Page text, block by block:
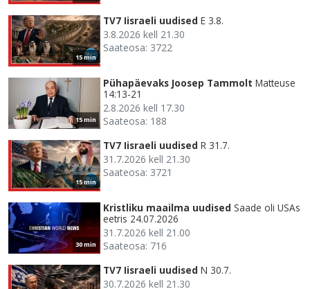
15 min
TV7 Iisraeli uudised E 3.8.
3.8.2026 kell 21.30
Saateosa: 3722
15 min
Pühapäevaks Joosep Tammolt Matteuse
14:13-21
2.8.2026 kell 17.30
Saateosa: 188
15 min
TV7 Iisraeli uudised R 31.7.
31.7.2026 kell 21.30
Saateosa: 3721
30 min
Kristliku maailma uudised Saade oli USAs
eetris 24.07.2026
31.7.2026 kell 21.00
Saateosa: 716
TV7 Iisraeli uudised N 30.7.
30.7.2026 kell 21.30